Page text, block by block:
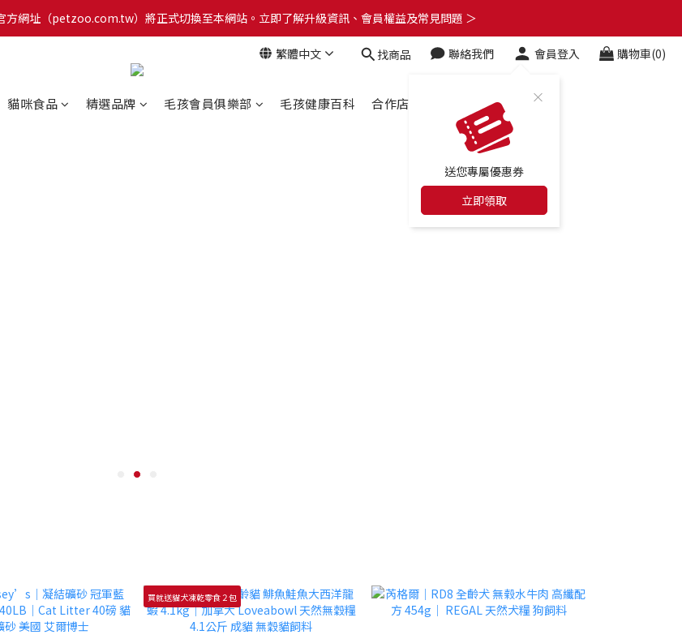
方網址（petzoo.com.tw）將正式切換至本網站。立即了解升級資訊、會員權益及常見問題 ＞
方網址（petzoo.com.tw）將正式切換至本網站。立即了解升級資訊、會員權益及常見問題 ＞
見面禮】現在註冊即領 $100 購物金！全館滿 $1,500 享免運優惠 🎁
繁體中文 找商品 聯絡我們 會員登入
送您專屬優惠券
立即領取
購物車(0)
貓咪食品 精選品牌 毛孩會員俱樂部 毛孩健康百科 合作店家 最新消息
買就送貓犬凍乾零食２包